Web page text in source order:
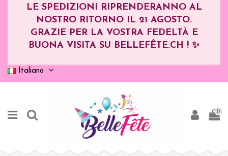
LE SPEDIZIONI RIPRENDERANNO AL
NOSTRO RITORNO IL 21 AGOSTO.
GRAZIE PER LA VOSTRA FEDELTÀ E
BUONA VISITA SU BELLEFÊTE.CH ! ✨
Italiano
0